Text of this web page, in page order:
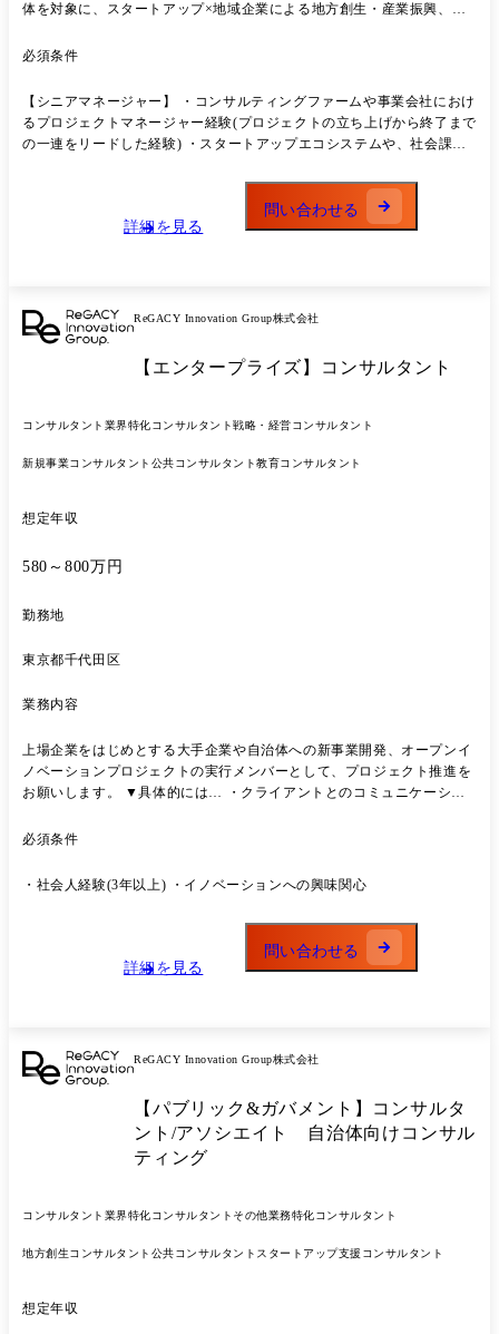
体を対象に、スタートアップ×地域企業による地方創生・産業振興、社
対象にした研究シーズの事業化に向けた伴走支援プロジェクト ・イノベ
政策提言、研究会の企画運営 などに関わっていただきたいと考えていま
す ●業務内容 ・プロジェクトの立ち上げに向けた初期仮説の構築、論点
設計、スケジュール、マイルストン策定 ・プロジェクトの進捗・課題管
ンバーのマネジメント、育成 ・個別のプログラム(オープンイノベーシ
ョン、研究シーズの事業化等)に対する、スタートアップや地域企業、大
学研究者等への伴走支援 ・ジュニアメンバー育成に向けた社内トレーニ
必須条件
【シニアマネージャー】 ・コンサルティングファームや事業会社におけ
るプロジェクトマネージャー経験(プロジェクトの立ち上げから終了まで
の一連をリードした経験) ・スタートアップエコシステムや、社会課題
現することに対するチャレンジ精神
詳細を見る
問い合わせる
ReGACY Innovation Group株式会社
【エンタープライズ】コンサルタント
コンサルタント 業界特化コンサルタント戦略・経営コンサルタント
新規事業コンサルタント 公共コンサルタント教育コンサルタント
想定年収
580～800万円
勤務地
東京都千代田区
業務内容
上場企業をはじめとする大手企業や自治体への新事業開発、オープンイ
ノベーションプロジェクトの実行メンバーとして、プロジェクト推進を
お願いします。 ▼具体的には… ・クライアントとのコミュニケーショ
クト推進業務全般 プロジェクトは最短3か月から数年単位。 企画から実
す。 5~6名のチーム体制で運営しており、マネージャーやディレクター
必須条件
・社会人経験(3年以上) ・イノベーションへの興味関心
詳細を見る
問い合わせる
ReGACY Innovation Group株式会社
【パブリック&ガバメント】コンサルタ
ント/アソシエイト 自治体向けコンサル
ティング
コンサルタント 業界特化コンサルタント その他業務特化コンサルタント
地方創生コンサルタント 公共コンサルタント スタートアップ支援コンサルタント
想定年収